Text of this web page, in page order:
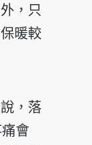
，只
暖較
，落
會